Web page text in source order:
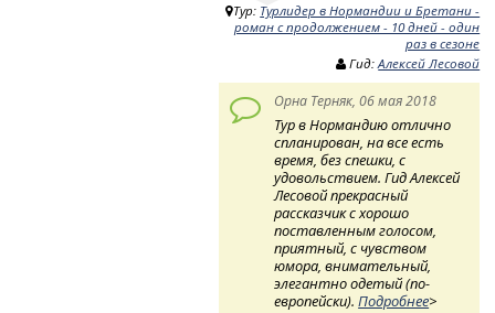
Тур: Турлидер в Нормандии и Бретани -
роман с продолжением - 10 дней - один
раз в сезоне
Гид:Алексей Лесовой
Орна Терняк, 06 мая 2018
Тур в Нормандию отлично
спланирован, на все есть
время, без спешки, с
удовольствием. Гид Алексей
Лесовой прекрасный
рассказчик с хорошо
поставленным голосом,
приятный, с чувством
юмора, внимательный,
элегантно одетый (по-
европейски).Подробнее>